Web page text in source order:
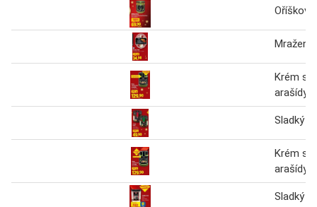
Mražený
Krém s
arašídy
Sladký
Krém s
arašídy
Sladký